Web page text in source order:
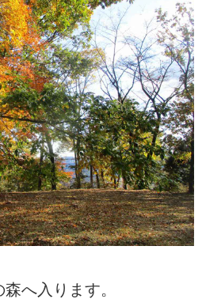
へ入ります。